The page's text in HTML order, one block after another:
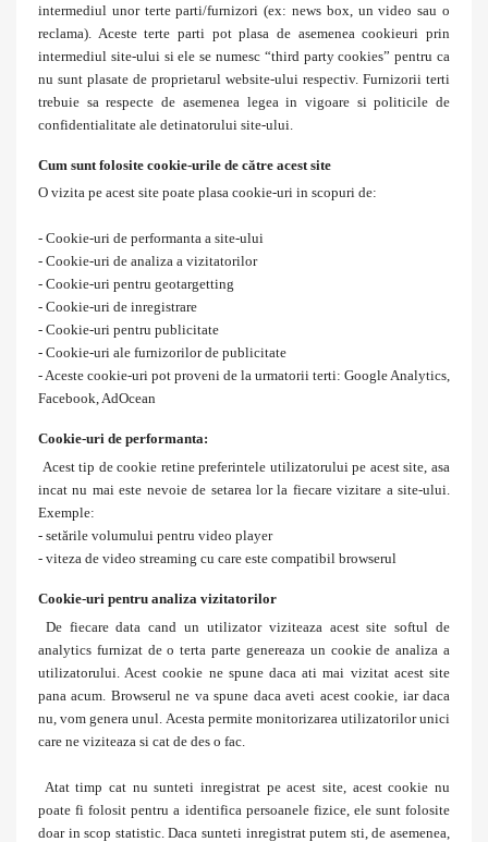
intermediul unor terte parti/furnizori (ex: news box, un video sau o
reclama). Aceste terte parti pot plasa de asemenea cookieuri prin
intermediul site-ului si ele se numesc “third party cookies” pentru ca
nu sunt plasate de proprietarul website-ului respectiv. Furnizorii terti
trebuie sa respecte de asemenea legea in vigoare si politicile de
confidentialitate ale detinatorului site-ului.
Cum sunt folosite cookie-urile de către acest site
O vizita pe acest site poate plasa cookie-uri in scopuri de:
- Cookie-uri de performanta a site-ului
- Cookie-uri de analiza a vizitatorilor
- Cookie-uri pentru geotargetting
- Cookie-uri de inregistrare
- Cookie-uri pentru publicitate
- Cookie-uri ale furnizorilor de publicitate
- Aceste cookie-uri pot proveni de la urmatorii terti: Google Analytics,
Facebook, AdOcean
Cookie-uri de performanta:
Acest tip de cookie retine preferintele utilizatorului pe acest site, asa
incat nu mai este nevoie de setarea lor la fiecare vizitare a site-ului.
Exemple:
- setările volumului pentru video player
- viteza de video streaming cu care este compatibil browserul
Cookie-uri pentru analiza vizitatorilor
De fiecare data cand un utilizator viziteaza acest site softul de
analytics furnizat de o terta parte genereaza un cookie de analiza a
utilizatorului. Acest cookie ne spune daca ati mai vizitat acest site
pana acum. Browserul ne va spune daca aveti acest cookie, iar daca
nu, vom genera unul. Acesta permite monitorizarea utilizatorilor unici
care ne viziteaza si cat de des o fac.
Atat timp cat nu sunteti inregistrat pe acest site, acest cookie nu
poate fi folosit pentru a identifica persoanele fizice, ele sunt folosite
doar in scop statistic. Daca sunteti inregistrat putem sti, de asemenea,